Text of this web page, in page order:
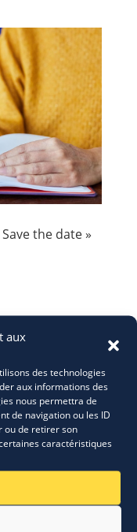
aux
des technologies
aux informations des
nous permettra de
de navigation ou les ID
ou de retirer son
caractéristiques
the date »